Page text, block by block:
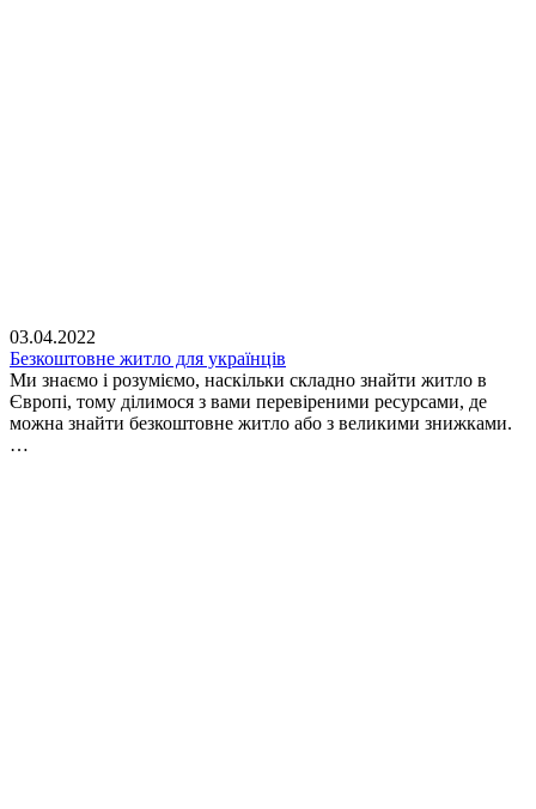
03.04.2022
Безкоштовне житло для українців
Ми знаємо і розуміємо, наскільки складно знайти житло в
Європі, тому ділимося з вами перевіреними ресурсами, де
можна знайти безкоштовне житло або з великими знижками.
…